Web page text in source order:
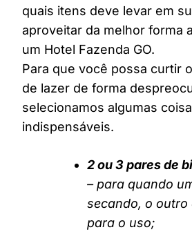
quais itens deve levar em
aproveitar da melhor forma
um Hotel Fazenda GO.
Para que você possa curtir
de lazer de forma
selecionamos algumas
indispensáveis.
2 ou 3 pares de
– para quando
secando, o outro
para o uso;